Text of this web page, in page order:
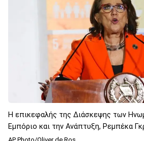
H επικεφαλής της Διάσκεψης των
Εμπόριο και την Ανάπτυξη, Ρεμπέκα